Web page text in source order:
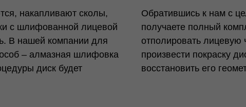
накапливают сколы,
с шлифованной лицевой
В нашей компании для
– алмазная шлифовка
диск будет
Обратившись к нам с
получаете полный
отполировать лицевую
произвести покраску
восстановить его